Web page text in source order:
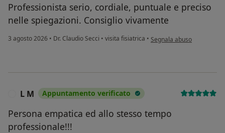
Professionista serio, cordiale, puntuale e preciso
nelle spiegazioni. Consiglio vivamente
3 agosto 2026 • Dr. Claudio Secci • visita fisiatrica • secondo l'opinione
Segnala abuso
L M Appuntamento verificato
Persona empatica ed allo stesso tempo
professionale!!!